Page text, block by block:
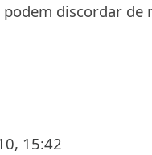
discordar de
15:42